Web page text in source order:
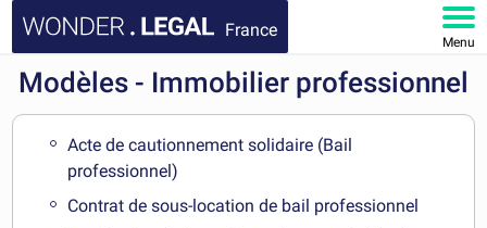
France
Menu
ACCUEIL
DOCUMENTS
FAQ
Modèles - Immobilier professionnel
Acte de cautionnement solidaire (Bail
professionnel)
Contrat de sous-location de bail professionnel